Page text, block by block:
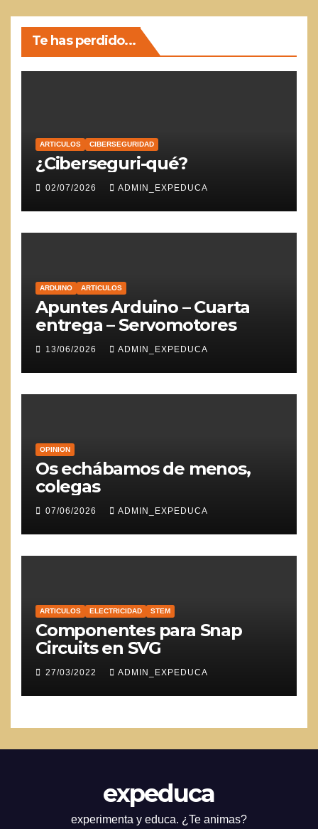
Te has perdido...
ARTICULOS CIBERSEGURIDAD
¿Ciberseguri-qué?
02/07/2026 ADMIN_EXPEDUCA
ARDUINO ARTICULOS
Apuntes Arduino – Cuarta
entrega – Servomotores
13/06/2026 ADMIN_EXPEDUCA
OPINION
Os echábamos de menos,
colegas
07/06/2026 ADMIN_EXPEDUCA
ARTICULOS ELECTRICIDAD STEM
Componentes para Snap
Circuits en SVG
27/03/2022 ADMIN_EXPEDUCA
expeduca
experimenta y educa. ¿Te animas?